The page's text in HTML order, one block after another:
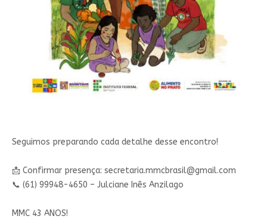
Seguimos preparando cada detalhe desse encontro!
📩 Confirmar presença: secretaria.mmcbrasil@gmail.com
📞 (61) 99948-4650 – Julciane Inês Anzilago
MMC 43 ANOS!